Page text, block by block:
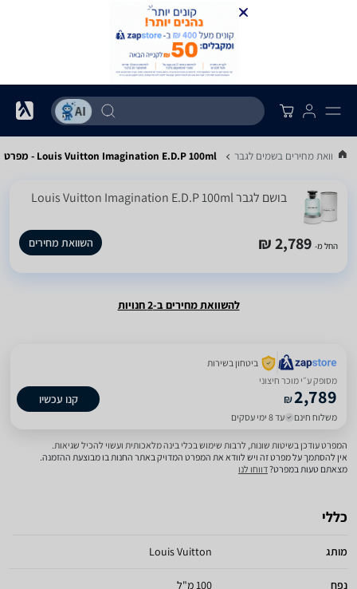
השוואת מחירים בשמים לגבר Louis Vuitton Imagination E.D.P 100ml - מפרט
בושם לגבר Louis Vuitton Imagination E.D.P 100ml
החל מ- 2,789 ₪ השוואת מחירים
להשוואת מחירים ב-2 חנויות
ביטחון בשירות
מסופק ע״י מוכר חיצוני
₪2,789
משלוח חינם עד 8 ימי עסקים
קנו עכשיו
המפרט עודכן בשיטות שונות, לרבות שימוש בכלי בינה מלאכותית ועשוי להכיל שגיאות.
אין להסתמך על מפרט זה ויש לוודא את המפרט המדויק באתר החנות בו מבוצעת ההזמנה.
מצאתם טעות במפרט?דווחו לנו
כללי
מותג Louis Vuitton
נפח 100 מ"ל